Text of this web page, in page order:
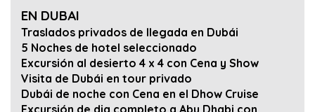
EN DUBAI
Traslados privados de llegada en Dubái
5 Noches de hotel seleccionado
Excursión al desierto 4 x 4 con Cena y Show
Visita de Dubái en tour privado
Dubái de noche con Cena en el Dhow Cruise